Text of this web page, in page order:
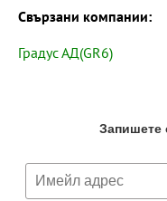
Свързани компании:
Градус АД(GR6)